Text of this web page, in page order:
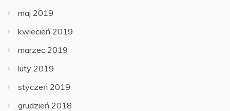
maj 2019
kwiecień 2019
marzec 2019
luty 2019
styczeń 2019
grudzień 2018